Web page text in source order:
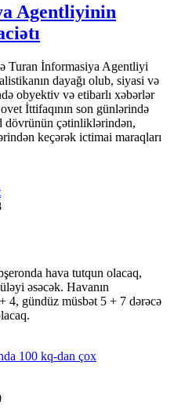
Agentliyinin
Turan İnformasiya Agentliyi
dayağı olub, siyasi və
obyektiv və etibarlı xəbərlər
İttifaqının son günlərində
dövrünün çətinliklərindən,
keçərək ictimai maraqları
hava tutqun olacaq,
əsəcək. Havanın
4, gündüz müsbət 5 + 7 dərəcə